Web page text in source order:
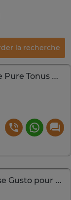
la recherche
Shilajit Résine Pure Tonus Naturelle
Dosettes Dolse Gusto pour Machine NEO